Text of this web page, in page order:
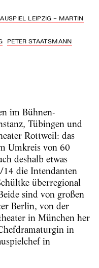
LEIPZIG – MARTIN
PETER STAATSMANN
im Bühnen-
Tübingen und
Rottweil: das
Umkreis von 60
deshalb etwas
14 die Intendanten
überregional
sind von großen
Berlin, von der
in München her
in
in